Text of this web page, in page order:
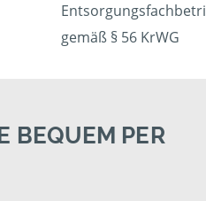
gemäß § 56 KrWG
BEQUEM PER